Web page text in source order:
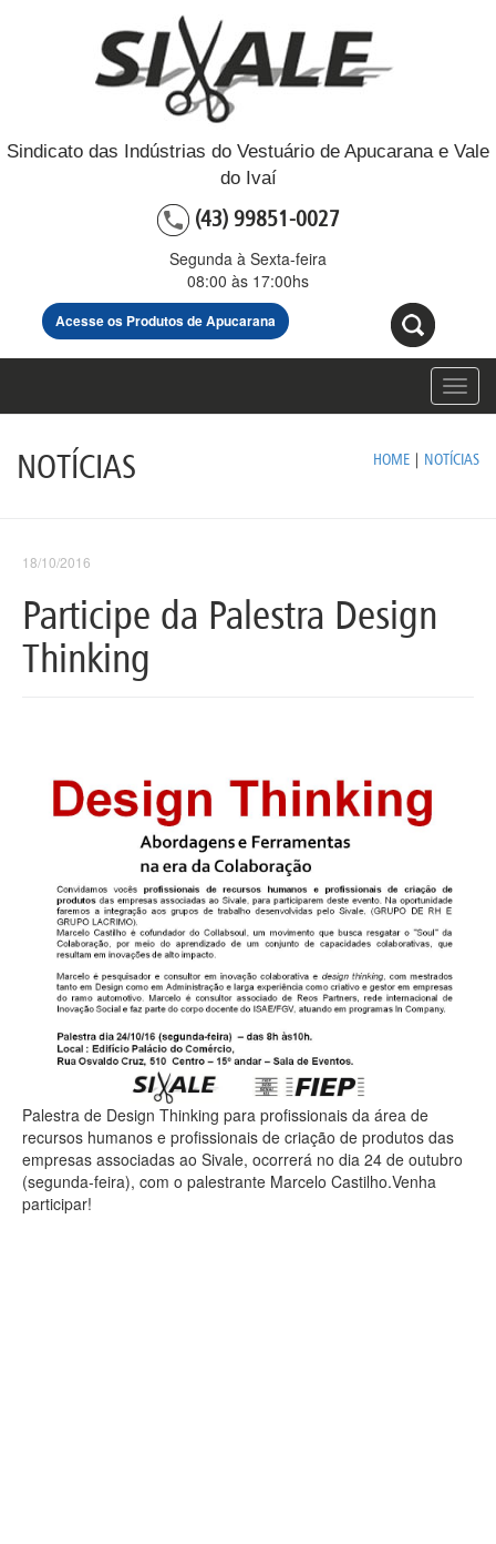
Sindicato das Indústrias do Vestuário de Apucarana e Vale
do Ivaí
(43) 99851-0027
Segunda à Sexta-feira
08:00 às 17:00hs
Acesse os Produtos de Apucarana
NOTÍCIAS HOME | NOTÍCIAS
18/10/2016
Participe da Palestra Design
Thinking
Palestra de Design Thinking para profissionais da área de
recursos humanos e profissionais de criação de produtos das
empresas associadas ao Sivale, ocorrerá no dia 24 de outubro
(segunda-feira), com o palestrante Marcelo Castilho.Venha
participar!